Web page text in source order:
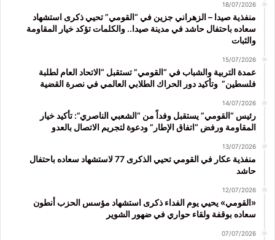
18/07/2026
منفذية صيدا – الزهراني جزين في “القومي” تحيي ذكرى استشهاد
سعاده باحتفال حاشد في مدينة صيدا.. والكلمات تؤكد خيار المقاومة
والثبات
15/07/2026
عمدة التربية والشباب في “القومي” تستقبل “الاتحاد العام لطلبة
فلسطين” وتأكيد دور الحراك الطلابي العالمي في نصرة القضية
14/07/2026
رئيس “القومي” يستقبل وفداً من “الشعبي الناصري”: تأكيد خيار
المقاومة ورفض “اتفاق الإطار” ودعوة لتجريم الاتصال بالعدو
13/07/2026
منفذية عكار في القومي تحيي الذكرى 77 لاستشهاد سعاده باحتفال
حاشد
12/07/2026
«القومي» يحيي يوم الفداء ذكرى استشهاد مؤسس الحزب أنطون
سعاده بوقفة ولقاء حواري في ضهور الشوير
07/07/2026